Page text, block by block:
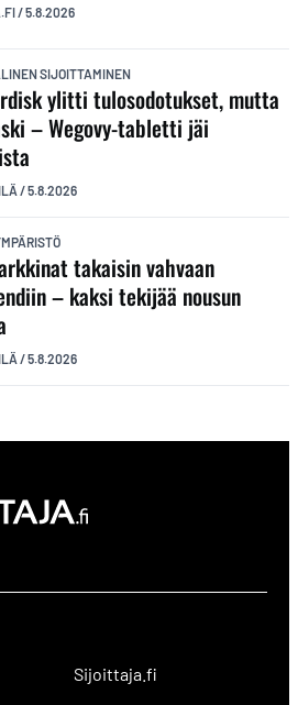
/5.8.2026
SIJOITTAMINEN
ylitti tulosodotukset, mutta
– Wegovy-tabletti jäi
/5.8.2026
takaisin vahvaan
– kaksi tekijää nousun
/5.8.2026
Sijoittaja.fi